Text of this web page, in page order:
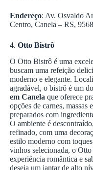
Endereço: Av. Osvaldo
Centro, Canela – RS,
4. Otto Bistrô
O Otto Bistrô é uma
buscam uma refeição
moderno e elegante.
agradável, o bistrô é um
em Canela que oferece
opções de carnes, massas
preparados com
O ambiente é
refinado, com uma
estilo moderno com
vinhos selecionada, o
experiência romântica e
deseja um jantar de alto